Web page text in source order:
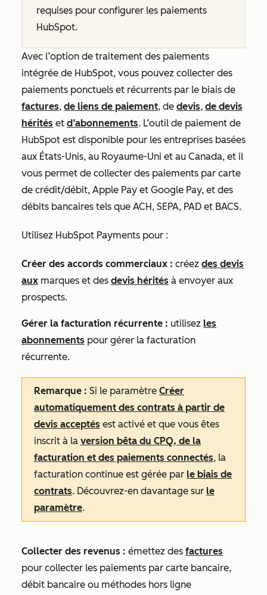
requises pour configurer les paiements
HubSpot.
Avec l’option de traitement des paiements
intégrée de HubSpot, vous pouvez collecter des
paiements ponctuels et récurrents par le biais de
factures, de liens de paiement, de devis, de devis
hérités et d’abonnements. L’outil de paiement de
HubSpot est disponible pour les entreprises basées
aux États-Unis, au Royaume-Uni et au Canada, et il
vous permet de collecter des paiements par carte
de crédit/débit, Apple Pay et Google Pay, et des
débits bancaires tels que ACH, SEPA, PAD et BACS.
Utilisez HubSpot Payments pour :
Créer des accords commerciaux : créez des devis
aux marques et des devis hérités à envoyer aux
prospects.
Gérer la facturation récurrente : utilisez les
abonnements pour gérer la facturation
récurrente.
Remarque : Si le paramètre Créer
automatiquement des contrats à partir de
devis acceptés est activé et que vous êtes
inscrit à la version bêta du CPQ, de la
facturation et des paiements connectés, la
facturation continue est gérée par le biais de
contrats. Découvrez-en davantage sur le
paramètre.
Collecter des revenus : émettez des factures
pour collecter les paiements par carte bancaire,
débit bancaire ou méthodes hors ligne